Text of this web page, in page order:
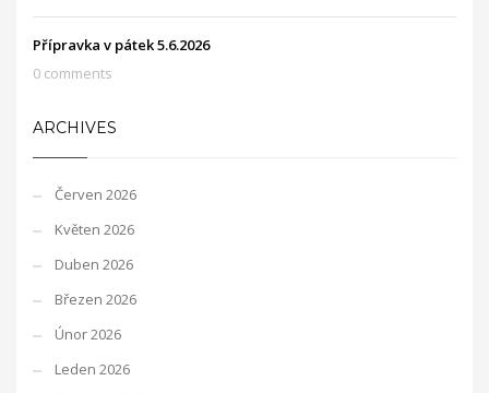
Přípravka v pátek 5.6.2026
0 comments
ARCHIVES
Červen 2026
Květen 2026
Duben 2026
Březen 2026
Únor 2026
Leden 2026